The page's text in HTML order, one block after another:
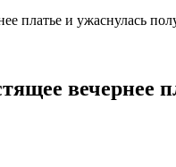
платье и ужаснулась
вечернее